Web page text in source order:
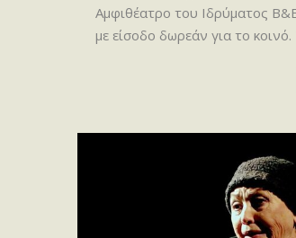
Αμφιθέατρο του Ιδρύματος
με είσοδο δωρεάν για το